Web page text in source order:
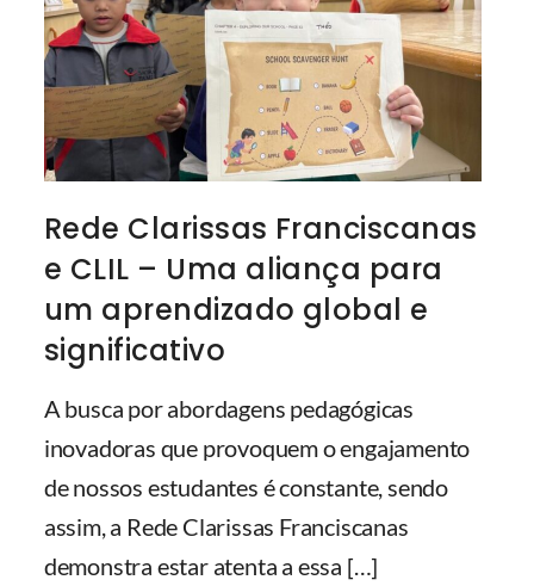
Rede Clarissas Franciscanas
e CLIL – Uma aliança para
um aprendizado global e
significativo
A busca por abordagens pedagógicas
inovadoras que provoquem o engajamento
de nossos estudantes é constante, sendo
assim, a Rede Clarissas Franciscanas
demonstra estar atenta a essa […]